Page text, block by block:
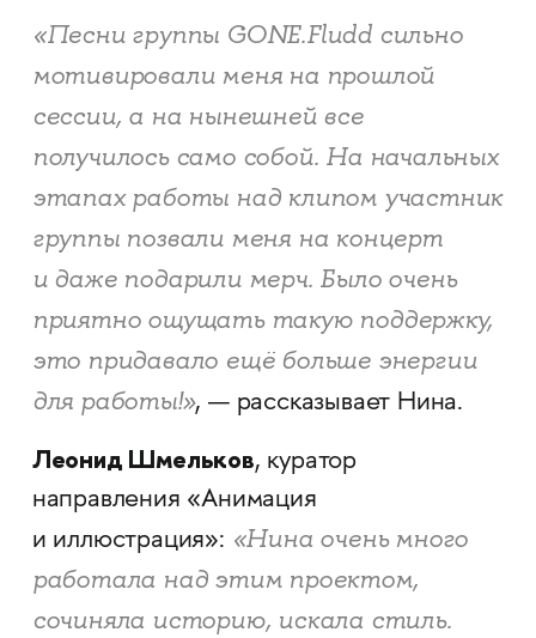
«Песни группы GONE.Fludd сильно
мотивировали меня на прошлой
сессии, а на нынешней все
получилось само собой. На начальных
этапах работы над клипом участник
группы позвали меня на концерт
и даже подарили мерч. Было очень
приятно ощущать такую поддержку,
это придавало ещё больше энергии
для работы!», — рассказывает Нина.
Леонид Шмельков, куратор
направления «Анимация
и иллюстрация»: «Нина очень много
работала над этим проектом,
сочиняла историю, искала стиль.